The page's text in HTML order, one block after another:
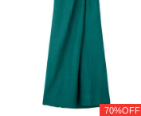
70%OFF